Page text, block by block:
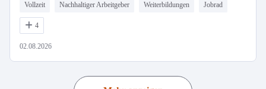
Vollzeit Nachhaltiger Arbeitgeber Weiterbildungen Jobrad
4
02.08.2026